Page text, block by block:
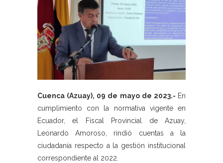
Cuenca (Azuay), 09 de mayo de 2023.- En
cumplimiento con la normativa vigente en
Ecuador, el Fiscal Provincial de Azuay,
Leonardo Amoroso, rindió cuentas a la
ciudadanía respecto a la gestión institucional
correspondiente al 2022.